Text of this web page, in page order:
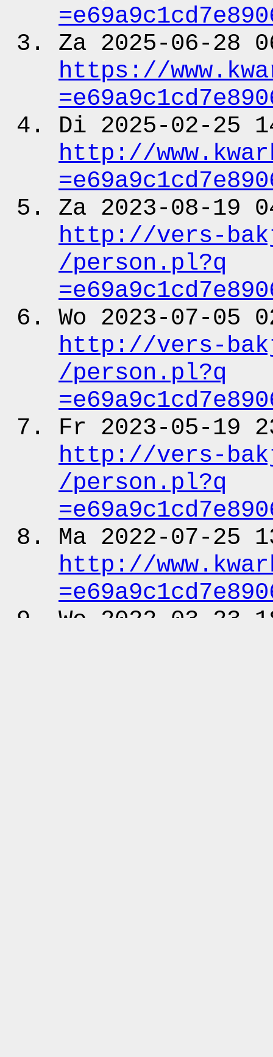
Za 2025-06-28
https://
Di 2025-02-25
http://
Za 2023-08-19
http://vers-
/person.pl?q
Wo 2023-07-05
http://vers-
/person.pl?q
Fr 2023-05-19
http://vers-
/person.pl?q
Ma 2022-07-25
http://
Wo 2022-03-23